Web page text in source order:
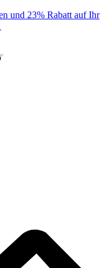
und 23% Rabatt auf Ihr